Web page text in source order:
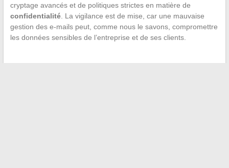
cryptage avancés et de politiques strictes en matière de
confidentialité. La vigilance est de mise, car une mauvaise
gestion des e-mails peut, comme nous le savons, compromettre
les données sensibles de l’entreprise et de ses clients.